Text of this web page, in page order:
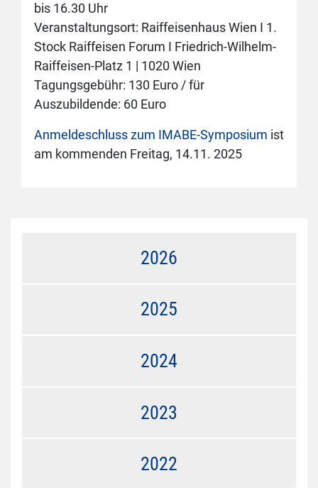
bis 16.30 Uhr
Veranstaltungsort: Raiffeisenhaus Wien I 1.
Stock Raiffeisen Forum I Friedrich-Wilhelm-
Raiffeisen-Platz 1 | 1020 Wien
Tagungsgebühr: 130 Euro / für
Auszubildende: 60 Euro
Anmeldeschluss zum IMABE-Symposium ist
am kommenden Freitag, 14.11. 2025
2026
2025
2024
2023
2022